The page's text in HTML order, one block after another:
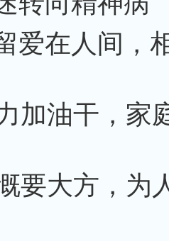
爱在人间，
加油干，家
要大方，为